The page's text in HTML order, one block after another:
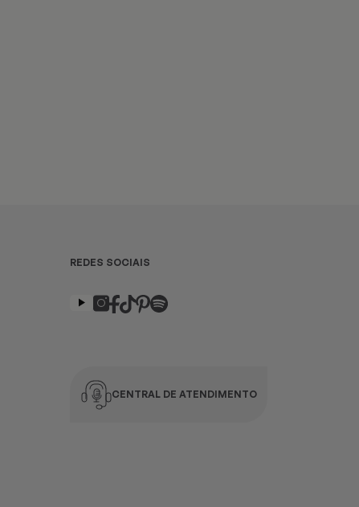
REDES SOCIAIS
CENTRAL DE ATENDIMENTO